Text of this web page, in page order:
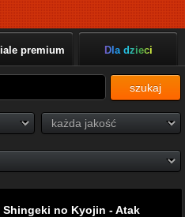
premium Dla dzieci
szukaj
Shingeki no Kyojin - Atak